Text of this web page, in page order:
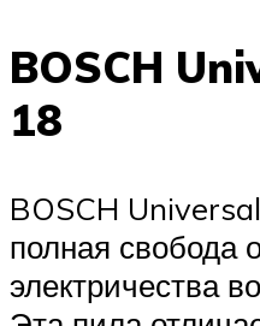
BOSCH
18
BOSCH
полная свобода
электричества